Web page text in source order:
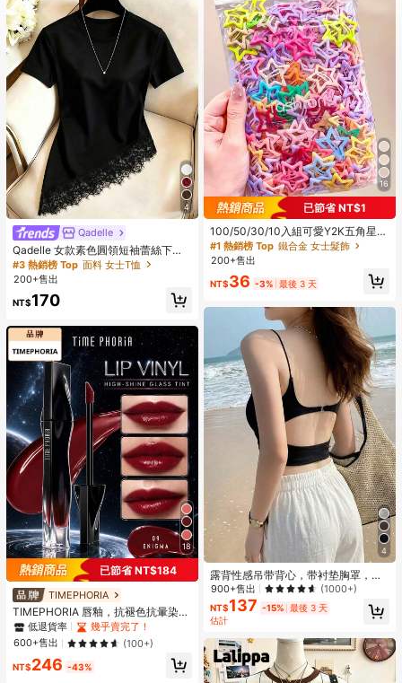
4
Qadelle
Qadelle 女款素色圓領短袖蕾絲下擺
時尚T恤
#3 熱銷榜 Top 面料 女士T恤
200+售出
NT$170
18
已節省 NT$184
TIMEPHORIA
TIMEPHORIA 唇釉，抗褪色抗暈染，
粉珊瑚亮澤妝效，高顯色鮮豔色彩，
滋潤輕盈持久唇妝
低退貨率
幾乎賣完了！
600+售出
(100+)
NT$246 -43%
16
已節省 NT$1
100/50/30/10入組可愛Y2K五角星B
B髮夾，彩色髮夾，基礎髮飾，適合
女孩，日常上學、派對、運動、美學
#1 熱銷榜 Top 鐵合金 女士髮飾
200+售出
NT$36 -3% 最後 3 天
4
露背性感吊带背心，带衬垫胸罩，无
袖设计，夏季休闲黑色款
900+售出 (1000+)
NT$137 -15% 最後 3 天
估計